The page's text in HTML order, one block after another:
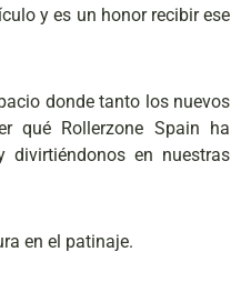
y es un honor recibir ese
donde tanto los nuevos
qué Rollerzone Spain ha
en nuestras
en el patinaje.